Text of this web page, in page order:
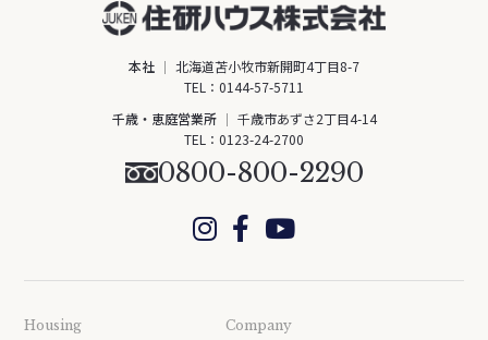
本社
北海道苫小牧市新開町4丁目8-7
TEL： 0144-57-5711
千歳・恵庭営業所
千歳市あずさ2丁目4-14
TEL： 0123-24-2700
0800-800-2290
Housing Company